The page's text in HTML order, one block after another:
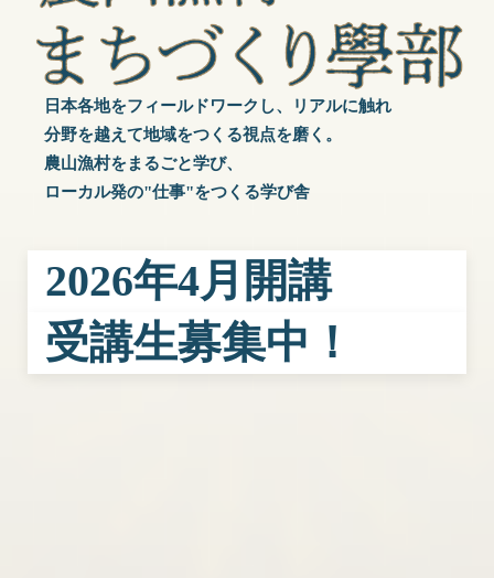
日本各地をフィールドワークし、リアルに触れ
分野を越えて地域をつくる視点を磨く。
農山漁村をまるごと学び、
ローカル発の"仕事"をつくる学び舎
2026年4月開講
受講生募集中！